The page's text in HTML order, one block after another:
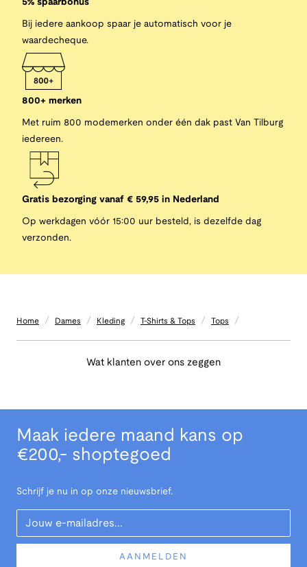
5% spaarbonus
Bij iedere aankoop spaar je automatisch voor je
waardecheque.
800+ merken
Met ruim 800 modemerken onder één dak past Van Tilburg
iedereen.
Gratis bezorging vanaf € 59,95 in Nederland
Op werkdagen vóór 15:00 uur besteld, is dezelfde dag
verzonden.
Home / Dames / Kleding / T-Shirts & Tops / Tops /
Wat klanten over ons zeggen
Maak iedere maand kans op
€200,- shoptegoed
Schrijf je nu in op onze nieuwsbrief.
Your Email
AANMELDEN